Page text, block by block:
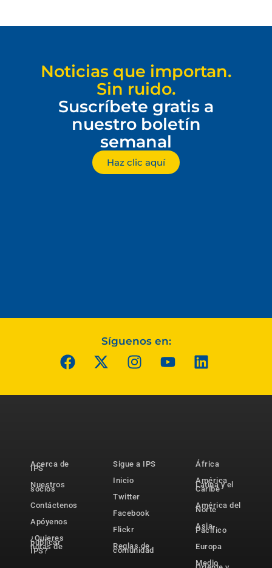
Noticias que importan.
Sin ruido.
Suscríbete gratis a
nuestro boletín
semanal
Haz clic aquí
Síguenos en:
Acerca de
IPS
Nuestros
socios
Contáctenos
Apóyenos
¿Quieres
publicar
notas de
IPS?
Sigue a IPS
Inicio
Twitter
Facebook
Flickr
Reglas de
comunidad
África
América
Latina y el
Caribe
América del
Norte
Asia-
Pacífico
Europa
Medio